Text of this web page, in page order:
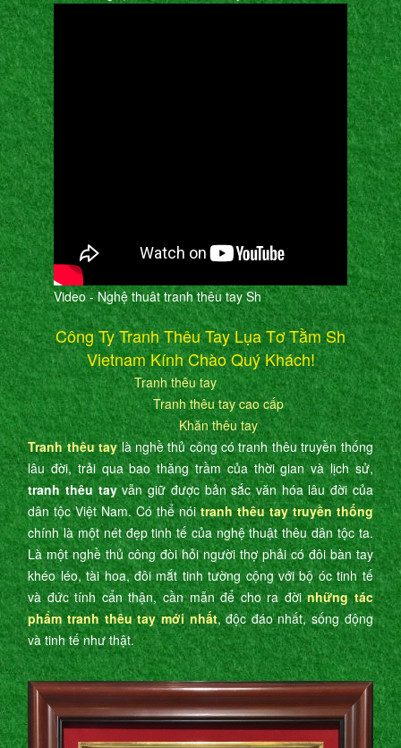
Video - Nghệ thuât tranh thêu tay Sh
Công Ty Tranh Thêu Tay Lụa Tơ Tằm Sh
Vietnam Kính Chào Quý Khách!
Tranh thêu tay
Tranh thêu tay cao cấp
Khăn thêu tay
Tranh thêu taylà nghề thủ công có tranh thêu truyền thống
lâu đời, trải qua bao thăng trầm của thời gian và lịch sử,
tranh thêu tayvẫn giữ được bản sắc văn hóa lâu đời của
dân tộc Việt Nam. Có thể nóitranh thêu tay truyền thống
chính là một nét đẹp tinh tế của nghệ thuật thêu dân tộc ta.
Là một nghề thủ công đòi hỏi người thợ phải có đôi bàn tay
khéo léo, tài hoa, đôi mắt tinh tường cộng với bộ óc tinh tế
và đức tính cẩn thận, cần mẫn để cho ra đờinhững tác
phẩm tranh thêu tay mới nhất, độc đáo nhất, sống động
và tinh tế như thật.